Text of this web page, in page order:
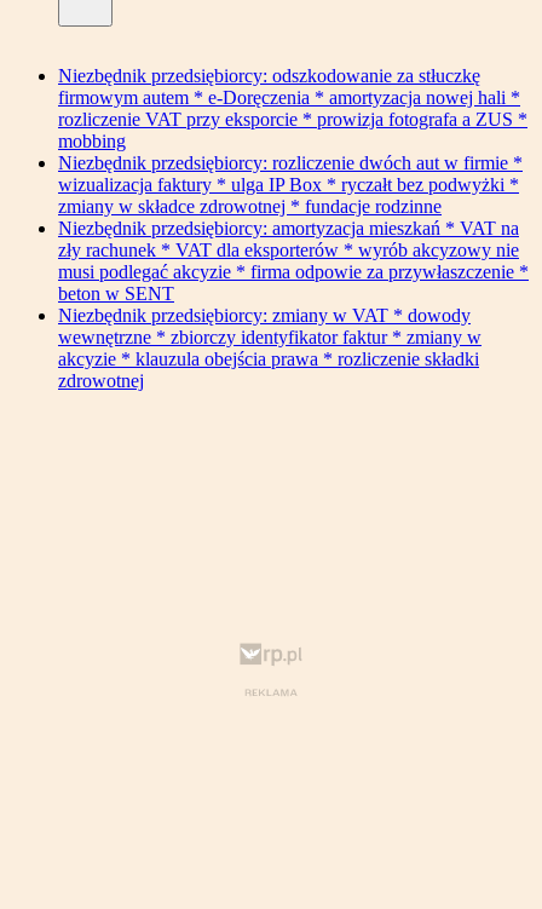
Niezbędnik przedsiębiorcy: odszkodowanie za stłuczkę
firmowym autem * e-Doręczenia * amortyzacja nowej hali *
rozliczenie VAT przy eksporcie * prowizja fotografa a ZUS *
mobbing
Niezbędnik przedsiębiorcy: rozliczenie dwóch aut w firmie *
wizualizacja faktury * ulga IP Box * ryczałt bez podwyżki *
zmiany w składce zdrowotnej * fundacje rodzinne
Niezbędnik przedsiębiorcy: amortyzacja mieszkań * VAT na
zły rachunek * VAT dla eksporterów * wyrób akcyzowy nie
musi podlegać akcyzie * firma odpowie za przywłaszczenie *
beton w SENT
Niezbędnik przedsiębiorcy: zmiany w VAT * dowody
wewnętrzne * zbiorczy identyfikator faktur * zmiany w
akcyzie * klauzula obejścia prawa * rozliczenie składki
zdrowotnej